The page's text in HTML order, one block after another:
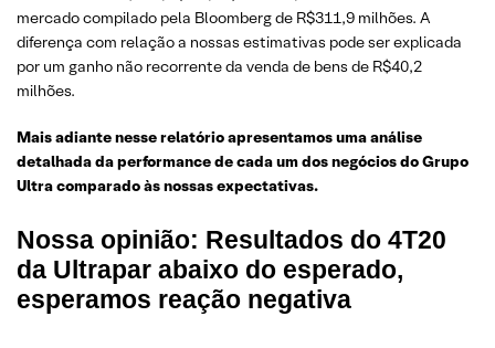
mercado compilado pela Bloomberg de R$311,9 milhões. A
diferença com relação a nossas estimativas pode ser explicada
por um ganho não recorrente da venda de bens de R$40,2
milhões.
Mais adiante nesse relatório apresentamos uma análise
detalhada da performance de cada um dos negócios do Grupo
Ultra comparado às nossas expectativas.
Nossa opinião: Resultados do 4T20
da Ultrapar abaixo do esperado,
esperamos reação negativa